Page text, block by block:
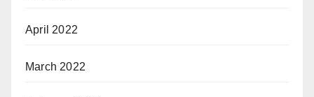
April 2022
March 2022